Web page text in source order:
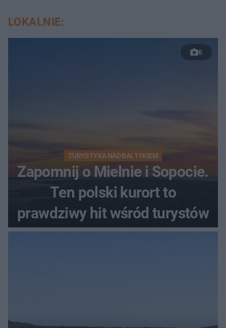
LOKALNIE:
6
TURYSTYKA NAD BAŁTYKIEM
Zapomnij o Mielnie i Sopocie.
Ten polski kurort to
prawdziwy hit wśród turystów